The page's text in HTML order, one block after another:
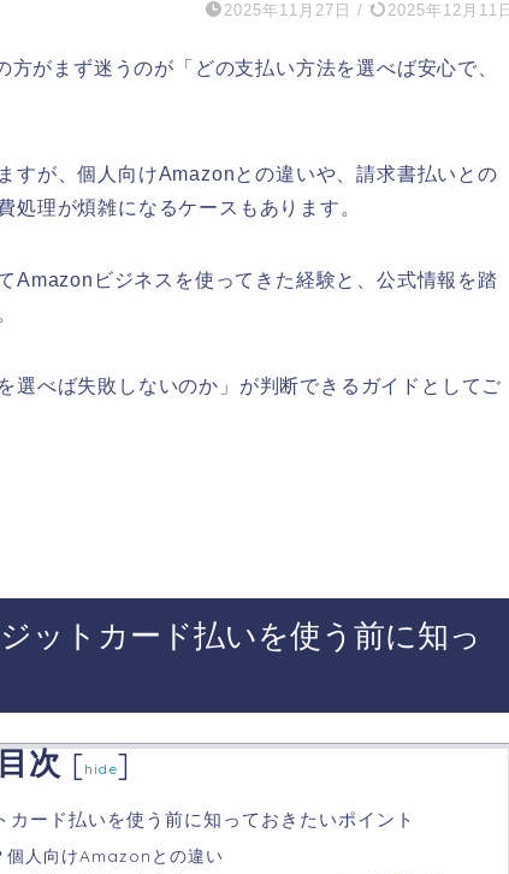
2025年11月27日 / 2025年12月11日
がまず迷うのが「どの支払い方法を選べば安心で、
すが、個人向けAmazonとの違いや、請求書払いとの
理が煩雑になるケースもあります。
Amazonビジネスを使ってきた経験と、公式情報を踏
選べば失敗しないのか」が判断できるガイドとしてご
ットカード払いを使う前に知っ
目次 [hide]
ード払いを使う前に知っておきたいポイント
人向けAmazonとの違い